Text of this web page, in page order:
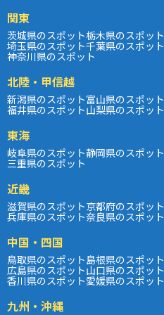
関東
茨城県のスポット栃木県のスポット
埼玉県のスポット千葉県のスポット
神奈川県のスポット
北陸・甲信越
新潟県のスポット富山県のスポット
福井県のスポット山梨県のスポット
東海
岐阜県のスポット静岡県のスポット
三重県のスポット
近畿
滋賀県のスポット京都府のスポット
兵庫県のスポット奈良県のスポット
中国・四国
鳥取県のスポット島根県のスポット
広島県のスポット山口県のスポット
香川県のスポット愛媛県のスポット
九州・沖縄